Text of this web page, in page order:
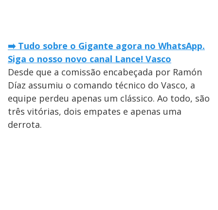
➡️ Tudo sobre o Gigante agora no WhatsApp.
Siga o nosso novo canal Lance! Vasco
Desde que a comissão encabeçada por Ramón
Díaz assumiu o comando técnico do Vasco, a
equipe perdeu apenas um clássico. Ao todo, são
três vitórias, dois empates e apenas uma
derrota.